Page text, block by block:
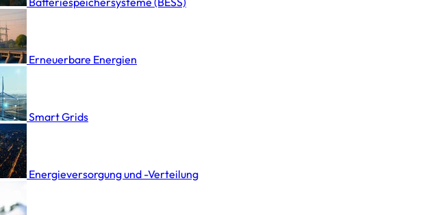
Erneuerbare Energien
Smart Grids
Energieversorgung und -Verteilung